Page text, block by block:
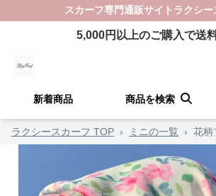
スカーフ専門通販サイト ラクシー
5,000円以上のご購入で送
新着商品 商品を検索
ラクシースカーフ TOP › ミニの一覧 › 花柄